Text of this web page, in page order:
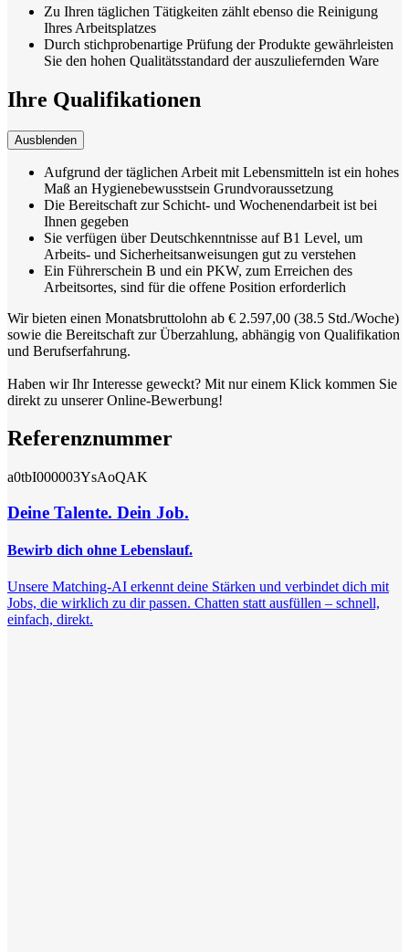
Zu Ihren täglichen Tätigkeiten zählt ebenso die Reinigung
Ihres Arbeitsplatzes
Durch stichprobenartige Prüfung der Produkte gewährleisten
Sie den hohen Qualitätsstandard der auszuliefernden Ware
Ihre Qualifikationen
Ausblenden
Aufgrund der täglichen Arbeit mit Lebensmitteln ist ein hohes
Maß an Hygienebewusstsein Grundvoraussetzung
Die Bereitschaft zur Schicht- und Wochenendarbeit ist bei
Ihnen gegeben
Sie verfügen über Deutschkenntnisse auf B1 Level, um
Arbeits- und Sicherheitsanweisungen gut zu verstehen
Ein Führerschein B und ein PKW, zum Erreichen des
Arbeitsortes, sind für die offene Position erforderlich
Wir bieten einen Monatsbruttolohn ab € 2.597,00 (38.5 Std./Woche)
sowie die Bereitschaft zur Überzahlung, abhängig von Qualifikation
und Berufserfahrung.
Haben wir Ihr Interesse geweckt? Mit nur einem Klick kommen Sie
direkt zu unserer Online-Bewerbung!
Referenznummer
a0tbI000003YsAoQAK
Deine Talente. Dein Job.
Bewirb dich ohne Lebenslauf.
Unsere Matching-AI erkennt deine Stärken und verbindet dich mit
Jobs, die wirklich zu dir passen. Chatten statt ausfüllen – schnell,
einfach, direkt.